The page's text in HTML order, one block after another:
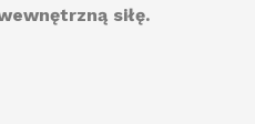
siłę.